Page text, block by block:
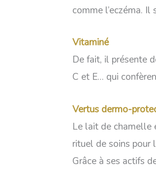
comme l’eczéma.
Vitaminé
De fait, il présente
C et E… qui
Vertus dermo-
Le lait de chamelle
rituel de soins pour
Grâce à ses actifs